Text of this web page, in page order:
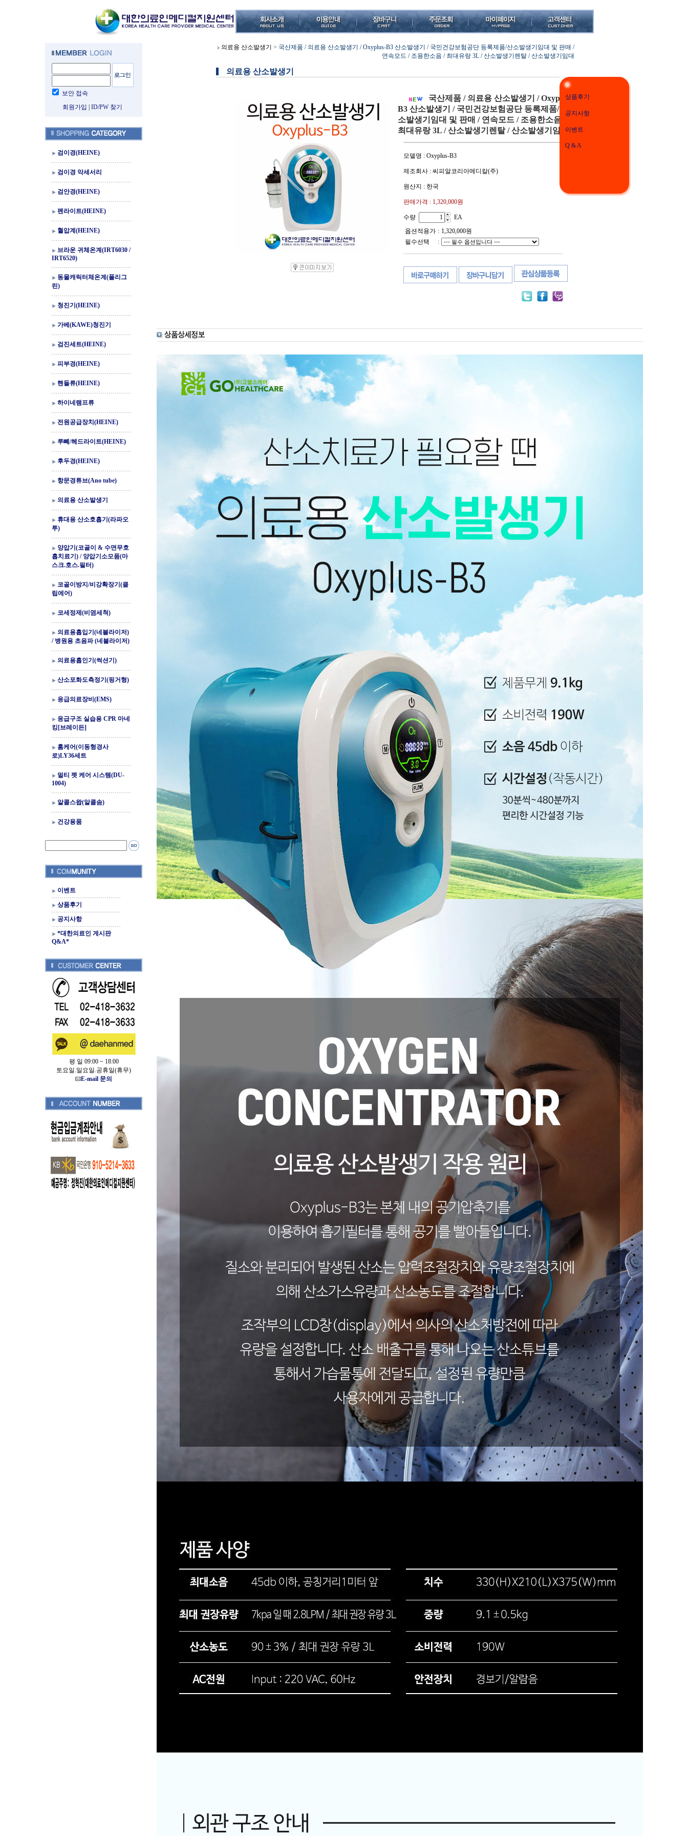
보안 접속
회원가입
ID/PW 찾기
검이경(HEINE)
검이경 악세서리
검안경(HEINE)
펜라이트(HEINE)
혈압계(HEINE)
브라운 귀체온계(IRT6030 /
IRT6520)
동물캐릭터체온계(폴리그
린)
청진기(HEINE)
가베(KAWE)청진기
검진세트(HEINE)
피부경(HEINE)
핸들류(HEINE)
하이네램프류
전원공급장치(HEINE)
루뻬/헤드라이트(HEINE)
후두경(HEINE)
항문경튜브(Ano tube)
의료용 산소발생기
휴대용 산소호흡기(라파오
투)
양압기(코골이 & 수면무호
흡치료기) / 양압기소모품(마
스크.호스.필터)
코골이방지/비강확장기(클
립에어)
코세정제(비염세척)
의료용흡입기(네블라이저)
/ 병원용 초음파 (네블라이저)
의료용흡인기(썩션기)
산소포화도측정기(핑거형)
응급의료장비(EMS)
응급구조 실습용 CPR 마네
킹[브레이든]
홈케어(이동형경사
로)LY36세트
멀티 펫 케어 시스템(DU-
1004)
알콜스왑(알콜솜)
건강용품
이벤트
상품후기
공지사항
*대한의료인 게시판
Q&A*
평 일 09:00 ~ 18:00
토요일.일요일.공휴일(휴무)
E-mail 문의
의료용 산소발생기 > 국산제품 / 의료용 산소발생기 / Oxyplus-B3 산소발생기 / 국민건강보험공단 등록제품/산소발생기임대 및 판매 /
연속모드 / 조용한소음 / 최대유랑 3L / 산소발생기렌탈 / 산소발생기임대
의료용 산소발생기
국산제품 / 의료용 산소발생기 / Oxyplus-
B3 산소발생기 / 국민건강보험공단 등록제품/산
소발생기임대 및 판매 / 연속모드 / 조용한소음 /
최대유랑 3L / 산소발생기렌탈 / 산소발생기임대
모델명 : Oxyplus-B3
제조회사 : 씨피알코리아메디칼(주)
원산지 : 한국
판매가격 : 1,320,000원
수량
EA
옵션적용가 : 1,320,000원
필수선택
:
상품후기
공지사항
이벤트
Q & A